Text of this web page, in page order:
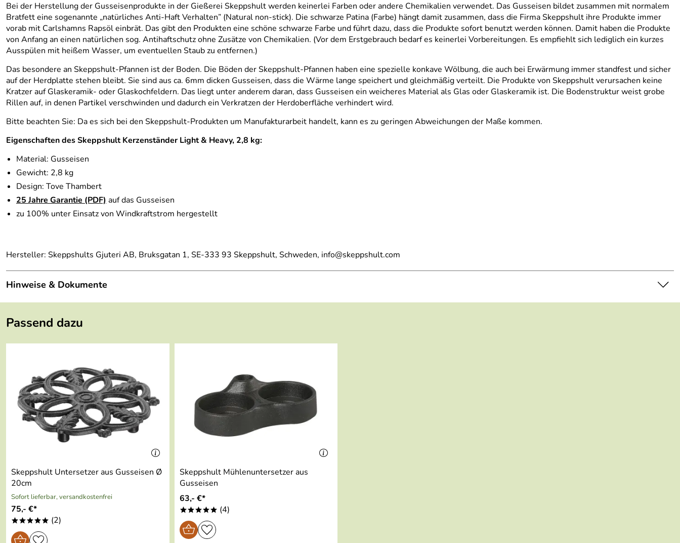
Bei der Herstellung der Gusseisenprodukte in der Gießerei Skeppshult werden keinerlei Farben oder andere Chemikalien verwendet. Das Gusseisen bildet zusammen mit normalem
Bratfett eine sogenannte „natürliches Anti-Haft Verhalten” (Natural non-stick). Die schwarze Patina (Farbe) hängt damit zusammen, dass die Firma Skeppshult ihre Produkte immer
vorab mit Carlshamns Rapsöl einbrät. Das gibt den Produkten eine schöne schwarze Farbe und führt dazu, dass die Produkte sofort benutzt werden können. Damit haben die Produkte
von Anfang an einen natürlichen sog. Antihaftschutz ohne Zusätze von Chemikalien. (Vor dem Erstgebrauch bedarf es keinerlei Vorbereitungen. Es empfiehlt sich lediglich ein kurzes
Ausspülen mit heißem Wasser, um eventuellen Staub zu entfernen.)
Das besondere an Skeppshult-Pfannen ist der Boden. Die Böden der Skeppshult-Pfannen haben eine spezielle konkave Wölbung, die auch bei Erwärmung immer standfest und sicher
auf der Herdplatte stehen bleibt. Sie sind aus ca. 6mm dicken Gusseisen, dass die Wärme lange speichert und gleichmäßig verteilt. Die Produkte von Skeppshult verursachen keine
Kratzer auf Glaskeramik- oder Glaskochfeldern. Das liegt unter anderem daran, dass Gusseisen ein weicheres Material als Glas oder Glaskeramik ist. Die Bodenstruktur weist grobe
Rillen auf, in denen Partikel verschwinden und dadurch ein Verkratzen der Herdoberfläche verhindert wird.
Bitte beachten Sie: Da es sich bei den Skeppshult-Produkten um Manufakturarbeit handelt, kann es zu geringen Abweichungen der Maße kommen.
Eigenschaften des Skeppshult Kerzenständer Light & Heavy, 2,8 kg:
Material: Gusseisen
Gewicht: 2,8 kg
Design: Tove Thambert
25 Jahre Garantie (PDF) auf das Gusseisen
zu 100% unter Einsatz von Windkraftstrom hergestellt
Hersteller: Skeppshults Gjuteri AB, Bruksgatan 1, SE-333 93 Skeppshult, Schweden, info@skeppshult.com
Hinweise & Dokumente
Passend dazu
Skeppshult Untersetzer aus Gusseisen Ø
20cm
Sofort lieferbar, versandkostenfrei
75,- €*
***** (2)
Skeppshult Mühlenuntersetzer aus
Gusseisen
63,- €*
***** (4)